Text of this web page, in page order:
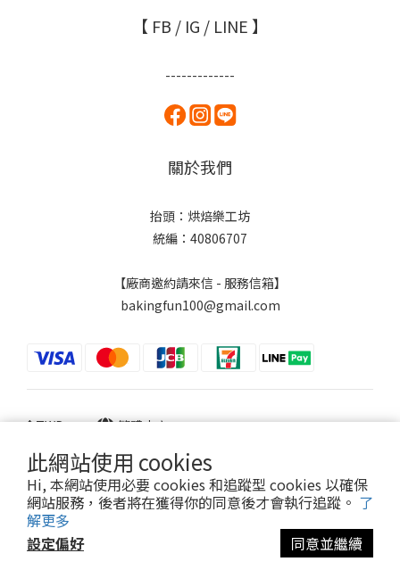
此網站使用 cookies
Hi, 本網站使用必要 cookies 和追蹤型 cookies 以確保
網站服務，後者將在獲得你的同意後才會執行追蹤。 了
解更多
設定偏好
同意並繼續
【 FB / IG / LINE 】
-------------
關於我們
抬頭：烘焙樂工坊
統編：40806707
【廠商邀約請來信 - 服務信箱】
bakingfun100@gmail.com
$TWD 繁體中文